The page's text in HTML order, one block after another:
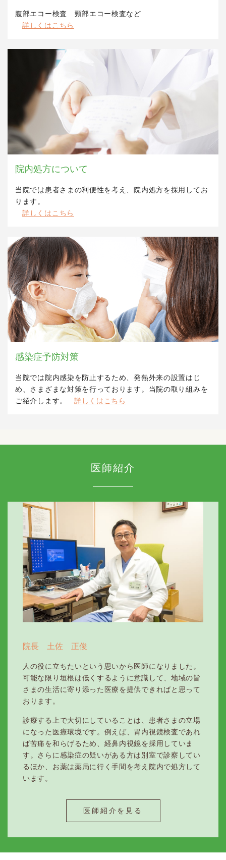
腹部エコー検査 頸部エコー検査など
詳しくはこちら
院内処方について
当院では患者さまの利便性を考え、院内処方を採用してお
ります。
詳しくはこちら
感染症予防対策
当院では院内感染を防止するため、発熱外来の設置はじ
め、さまざまな対策を行っております。当院の取り組みを
ご紹介します。
詳しくはこちら
医師紹介
院長 土佐 正俊
人の役に立ちたいという思いから医師になりました。
可能な限り垣根は低くするように意識して、地域の皆
さまの生活に寄り添った医療を提供できればと思って
おります。
診療する上で大切にしていることは、患者さまの立場
になった医療環境です。例えば、胃内視鏡検査であれ
ば苦痛を和らげるため、経鼻内視鏡を採用していま
す。さらに感染症の疑いがある方は別室で診察してい
るほか、お薬は薬局に行く手間を考え院内で処方して
います。
医師紹介を見る